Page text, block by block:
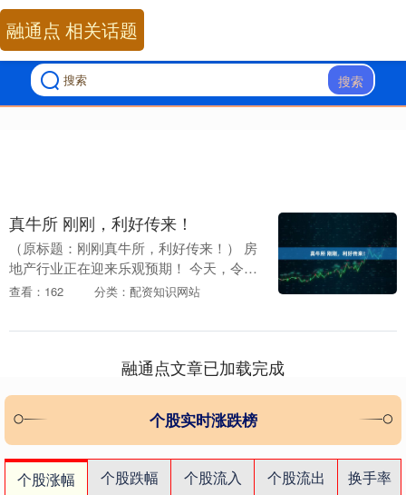
搜索
融通点 相关话题
真牛所 刚刚，利好传来！
（原标题：刚刚真牛所，利好传来！） 房
地产行业正在迎来乐观预期！ 今天，令市
场意外的一幕发生。在市场弃之如敝履之
团策略师呼吁....
查看：162 分类：配资知识网站
融通点文章已加载完成
个股实时涨跌榜
个股涨幅 个股跌幅 个股流入 个股流出
换手率